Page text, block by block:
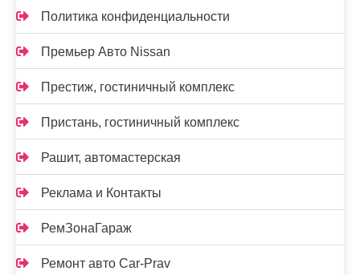
Политика конфиденциальности
Премьер Авто Nissan
Престиж, гостиничный комплекс
Пристань, гостиничный комплекс
Рашит, автомастерская
Реклама и Контакты
РемЗонаГараж
Ремонт авто Car-Prav